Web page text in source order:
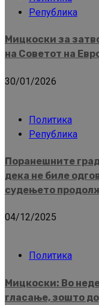
Република
Мицкоски за
на Советот на
30/01/2026
Политика
Република
Поранешните
дека не биле
судењето
04/12/2025
Политика
Мицкоски: Во
гласање, зошто